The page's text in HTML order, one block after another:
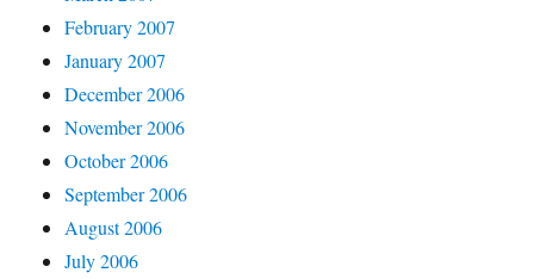
February 2007
January 2007
December 2006
November 2006
October 2006
September 2006
August 2006
July 2006